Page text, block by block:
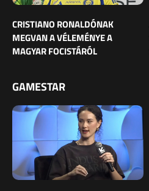
CRISTIANO RONALDÓNAK
MEGVAN A VÉLEMÉNYE A
MAGYAR FOCISTÁRÓL
GAMESTAR